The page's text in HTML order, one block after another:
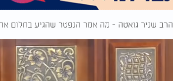
הרב שניר גואטה - מה אמר הנפטר שהגיע בחלום